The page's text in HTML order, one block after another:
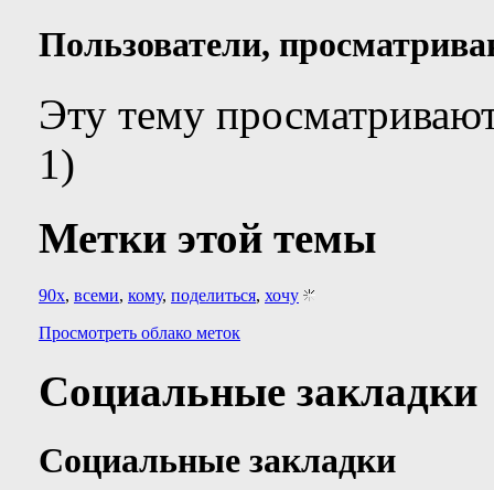
Пользователи,
Эту тему
1)
Метки этой темы
90х, всеми, кому, поделиться, хочу
Просмотреть облако меток
Социальные закладки
Социальные закладки